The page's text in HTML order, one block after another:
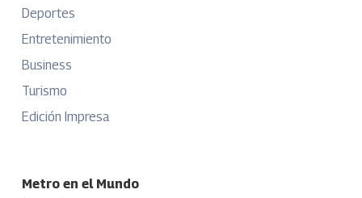
Deportes
Entretenimiento
Business
Turismo
Edición Impresa
Metro en el Mundo